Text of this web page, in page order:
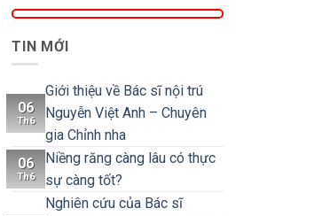
TIN MỚI
06
Th6
Giới thiệu về Bác sĩ nội trú
Nguyễn Việt Anh – Chuyên
gia Chỉnh nha
06
Th6
Niềng răng càng lâu có thực
sự càng tốt?
Nghiên cứu của Bác sĩ